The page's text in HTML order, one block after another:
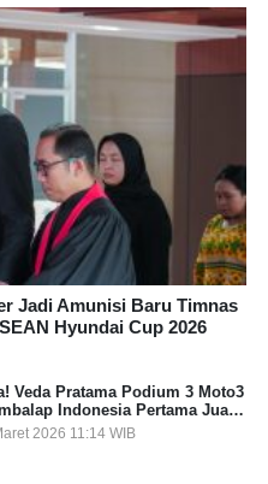
Jadi Amunisi Baru Timnas
Hyundai Cup 2026
Veda Pratama Podium 3 Moto3
Indonesia Pertama Juara
2026 11:14 WIB